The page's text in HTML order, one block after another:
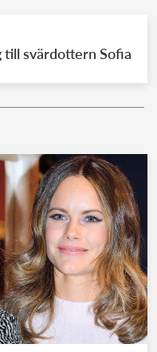
till svärdottern Sofia